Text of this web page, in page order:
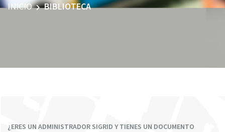
INICIO BIBLIOTECA
¿ERES UN ADMINISTRADOR SIGRID Y TIENES UN DOCUMENTO